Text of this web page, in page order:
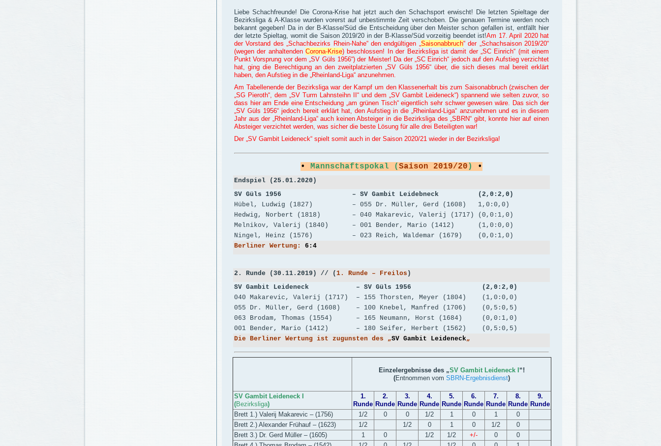
Liebe Schachfreunde! Die Corona-Krise hat jetzt auch den Schachsport erwischt! Die letzten Spieltage der
Bezirksliga & A-Klasse wurden vorerst auf unbestimmte Zeit verschoben. Die genauen Termine werden noch
bekannt gegeben! Da in der B-Klasse/Süd die Entscheidung über den Meister schon gefallen ist, entfällt hier
der letzte Spieltag, womit die Saison 2019/20 in der B-Klasse/Süd vorzeitig beendet ist!Am 17. April 2020 hat
der Vorstand des „Schachbezirks Rhein-Nahe“ den endgültigen „Saisonabbruch“ der „Schachsaison 2019/20“
(wegen der anhaltendenCorona-Krise) beschlossen! In der Bezirksliga ist damit der „SC Einrich“ (mit einem
Punkt Vorsprung vor dem „SV Güls 1956“) der Meister! Da der „SC Einrich“ jedoch auf den Aufstieg verzichtet
hat, ging die Berechtigung an den zweitplatzierten „SV Güls 1956“ über, die sich dieses mal bereit erklärt
haben, den Aufstieg in die „Rheinland-Liga“ anzunehmen.
Am Tabellenende der Bezirksliga war der Kampf um den Klassenerhalt bis zum Saisonabbruch (zwischen der
„SG Pieroth“, dem „SV Turm Lahnsteihn II“ und dem „SV Gambit Leideneck“) spannend wie selten zuvor, so
dass hier am Ende eine Entscheidung „am grünen Tisch“ eigentlich sehr schwer gewesen wäre. Das sich der
„SV Güls 1956“ jedoch bereit erklärt hat, den Aufstieg in die „Rheinland-Liga“ anzunehmen und es in diesem
Jahr aus der „Rheinland-Liga“ auch keinen Absteiger in die Bezirksliga des „SBRN“ gibt, konnte hier auf einen
Absteiger verzichtet werden, was sicher die beste Lösung für alle drei Beteiligten war!
Der „SV Gambit Leideneck“ spielt somit auch in der Saison 2020/21 wieder in der Bezirksliga!
• Mannschaftspokal (Saison 2019/20 ) •
Endspiel (25.01.2020)
SV Güls 1956 – SV Gambit Leidebneck (2,0:2,0)
Hübel, Ludwig (1827)
– 055 Dr. Müller, Gerd (1608) 1,0:0,0)
Hedwig, Norbert (1818) – 040 Makarevic, Valerij (1717) (0,0:1,0)
Melnikov, Valerij (1840) – 001 Bender, Mario (1412) (1,0:0,0)
Ningel, Heinz (1576) – 023 Reich, Waldemar (1679) (0,0:1,0)
Berliner Wertung: 6:4
2. Runde (30.11.2019) // ( 1. Runde – Freilos )
SV Gambit Leideneck – SV Güls 1956 (2,0:2,0)
040 Makarevic, Valerij (1717) – 155 Thorsten, Meyer (1804) (1,0:0,0)
055 Dr. Müller, Gerd (1608) – 100 Knebel, Manfred (1706) (0,5:0,5)
063 Brodam, Thomas (1554) – 165 Neumann, Horst (1684) (0,0:1,0)
001 Bender, Mario (1412) – 180 Seifer, Herbert (1562) (0,5:0,5)
Die Berliner Wertung ist zugunsten des „SV Gambit Leideneck„
Einzelergebnisse des „SV Gambit Leideneck I “!
(Entnommen vom SBRN-Ergebnisdienst)
SV Gambit Leideneck I
(Bezirksliga)
1.
Runde
2.
Runde
3.
Runde
4.
Runde
5.
Runde
6.
Runde
7.
Runde
8.
Runde
9.
Runde
Brett 1.) Valerij Makarevic – (1756)
1/2 0 0 1/2 1 0 1
0
Brett 2.) Alexander Frühauf – (1623)
1/2 1/2 0 1 0 1/2
0
Brett 3.) Dr. Gerd Müller – (1605)
1 0 1/2 1/2 +/- 0
0